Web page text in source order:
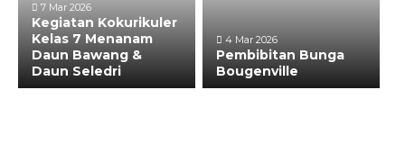
7 Mar 2026
Kegiatan Kokurikuler
Kelas 7 Menanam
Daun Bawang &
Daun Seledri
4 Mar 2026
Pembibitan Bunga
Bougenville